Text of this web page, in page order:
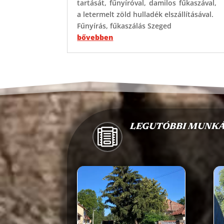
tartását, fűnyíróval, damilos fűkaszával,
a letermelt zöld hulladék elszállításával.
Fűnyírás, fűkaszálás Szeged
bővebben
 LEGUTÓBBI